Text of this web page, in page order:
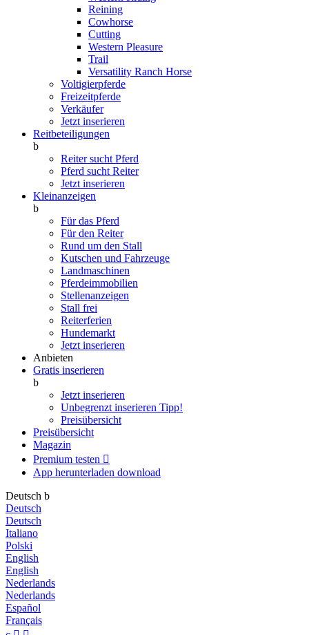
Reining
Cowhorse
Cutting
Western Pleasure
Trail
Versatility Ranch Horse
Voltigierpferde
Freizeitpferde
Verkäufer
Jetzt inserieren
Reitbeteiligungen
b
Reiter sucht Pferd
Pferd sucht Reiter
Jetzt inserieren
Kleinanzeigen
b
Für das Pferd
Für den Reiter
Rund um den Stall
Kutschen und Fahrzeuge
Landmaschinen
Pferdeimmobilien
Stellenanzeigen
Stall frei
Reiterferien
Hundemarkt
Jetzt inserieren
Anbieten
Gratis inserieren
b
Jetzt inserieren
Unbegrenzt inserieren Tipp!
Preisübersicht
Preisübersicht
Magazin
Premium testen 
App herunterladen download
Deutsch b
Deutsch
Deutsch
Italiano
Polski
English
English
Nederlands
Nederlands
Español
Français